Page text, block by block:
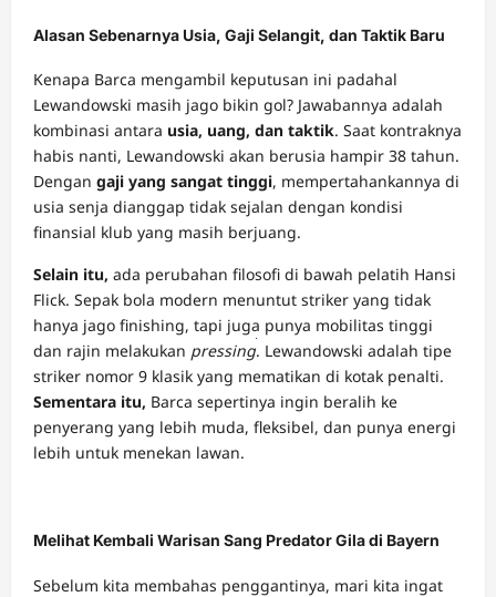
Alasan Sebenarnya Usia, Gaji Selangit, dan Taktik Baru
Kenapa Barca mengambil keputusan ini padahal
Lewandowski masih jago bikin gol? Jawabannya adalah
kombinasi antara usia, uang, dan taktik. Saat kontraknya
habis nanti, Lewandowski akan berusia hampir 38 tahun.
Dengan gaji yang sangat tinggi, mempertahankannya di
usia senja dianggap tidak sejalan dengan kondisi
finansial klub yang masih berjuang.
Selain itu, ada perubahan filosofi di bawah pelatih Hansi
Flick. Sepak bola modern menuntut striker yang tidak
hanya jago finishing, tapi juga punya mobilitas tinggi
dan rajin melakukan pressingDOMINOBET
daftar
. Lewandowski adalah tipe
striker nomor 9 klasik yang mematikan di kotak penalti.
Sementara itu, Barca sepertinya ingin beralih ke
penyerang yang lebih muda, fleksibel, dan punya energi
lebih untuk menekan lawan.
Melihat Kembali Warisan Sang Predator Gila di Bayern
Sebelum kita membahas penggantinya, mari kita ingat